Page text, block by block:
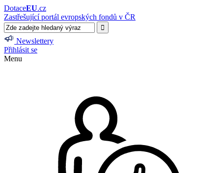
DotaceEU.cz
Zastřešující portál evropských fondů v ČR
Newslettery
Přihlásit se
Menu